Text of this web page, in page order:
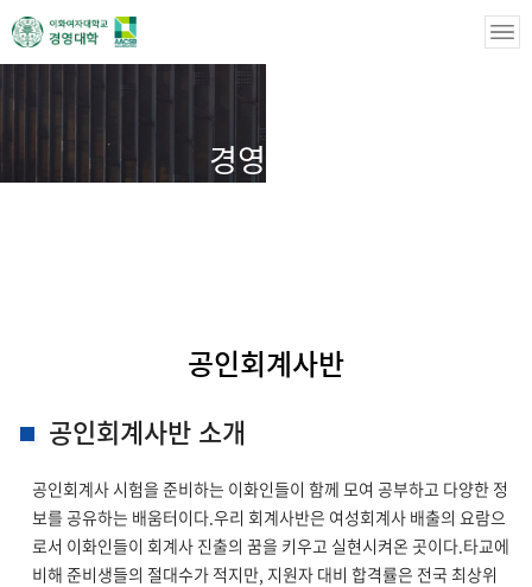
경영학부
공인회계사반
공인회계사반 소개
공인회계사 시험을 준비하는 이화인들이 함께 모여 공부하고 다양한 정
보를 공유하는 배움터이다.우리 회계사반은 여성회계사 배출의 요람으
로서 이화인들이 회계사 진출의 꿈을 키우고 실현시켜온 곳이다.타교에
비해 준비생들의 절대수가 적지만, 지원자 대비 합격률은 전국 최상위